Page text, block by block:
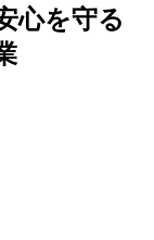
心を守る